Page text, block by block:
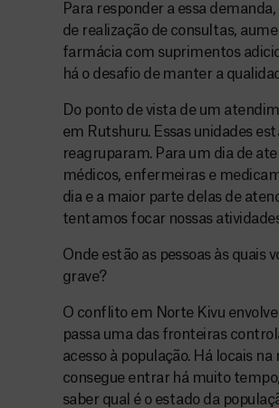
Para responder a essa
de realização de consultas,
farmácia com suprimentos
há o desafio de manter a
Do ponto de vista de um
em Rutshuru. Essas unidades
reagruparam. Para um dia de
médicos, enfermeiras e
dia e a maior parte delas de
tentamos focar nossas
Onde estão as pessoas às quais
grave?
O conflito em Norte Kivu envolve
passa uma das fronteiras
acesso à população. Há locais
consegue entrar há muito
saber qual é o estado da